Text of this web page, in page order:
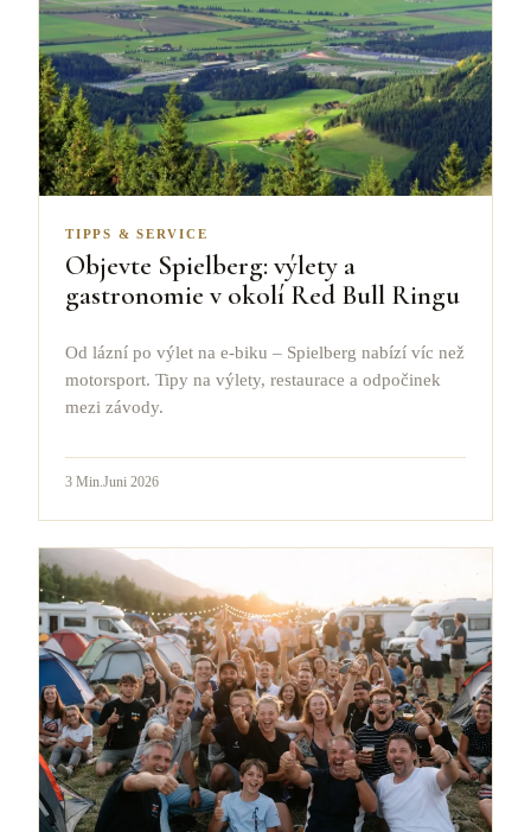
TIPPS & SERVICE
Objevte Spielberg: výlety a
gastronomie v okolí Red Bull Ringu
Od lázní po výlet na e-biku – Spielberg nabízí víc než
motorsport. Tipy na výlety, restaurace a odpočinek
mezi závody.
3 Min.Juni 2026